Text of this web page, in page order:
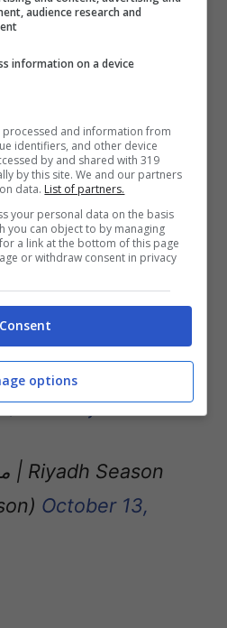
dietro il sorriso di
la consapevolezza che
avversario in stato di
questo,
interessato a un’arma
“miracoloso” che
testa al numero 2.
has his eyes
KfbeGOjFrT
October 13,
audience research and
information on a device
and information from
identifiers, and other device
by and shared with 319
by this site. We and our partners
data. List of partners.
your personal data on the basis
you can object to by managing
a link at the bottom of this page
or withdraw consent in privacy
Consent
options